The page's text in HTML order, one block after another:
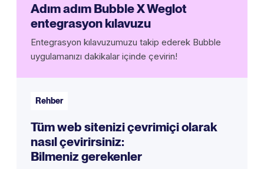
Adım adım Bubble X Weglot
entegrasyon kılavuzu
Entegrasyon kılavuzumuzu takip ederek Bubble
uygulamanızı dakikalar içinde çevirin!
Rehber
Tüm web sitenizi çevrimiçi olarak
nasıl çevirirsiniz:
Bilmeniz gerekenler